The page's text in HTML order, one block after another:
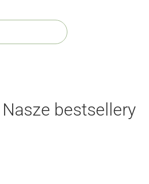
Czarny onyks i turmalin
Nasze bestsellery